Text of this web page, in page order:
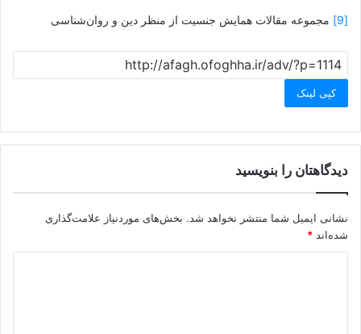
[9] مجموعه مقالات همایش جنسیت از منظر دین و روان‌شناسی
کپی لینک
دیدگاهتان را بنویسید
نشانی ایمیل شما منتشر نخواهد شد. بخش‌های موردنیاز علامت‌گذاری
شده‌اند *